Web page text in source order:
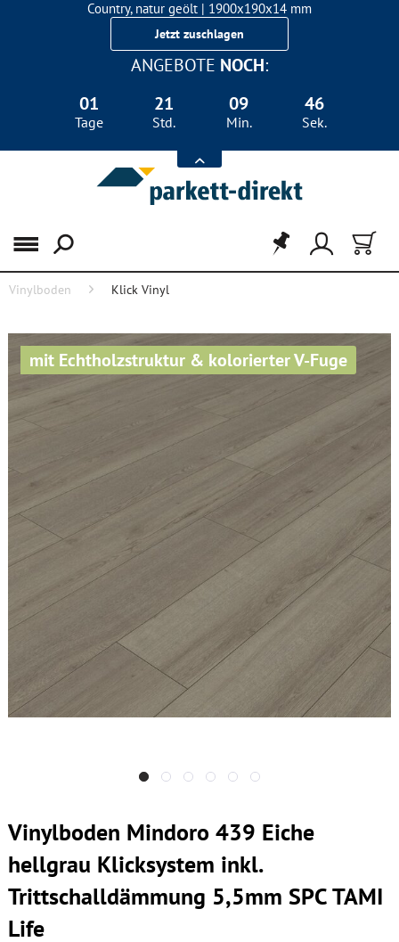
Country, natur geölt | 1900x190x14 mm
Landhausdiele Eiche für nur 29,90 €/m²
Jetzt zuschlagen
ANGEBOTE NOCH:
01
Tage
21
Std.
09
Min.
45
Sek.
Menü
Vinylboden Klick Vinyl
mit Echtholzstruktur & kolorierter V-Fuge
Vinylboden Mindoro 439 Eiche
hellgrau Klicksystem inkl.
Trittschalldämmung 5,5mm SPC TAMI
Life